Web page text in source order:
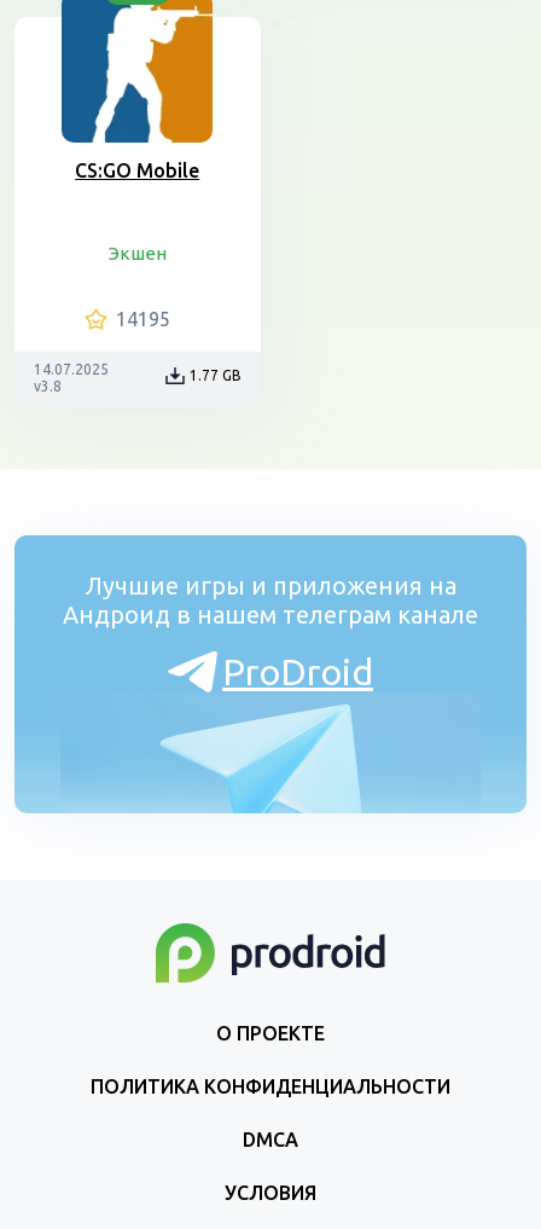
CS:GO Mobile
Экшен
14195
14.07.2025
v3.8
1.77 GB
Лучшие игры и приложения на
Андроид в нашем телеграм канале
ProDroid
О ПРОЕКТЕ
ПОЛИТИКА КОНФИДЕНЦИАЛЬНОСТИ
DMCA
УСЛОВИЯ